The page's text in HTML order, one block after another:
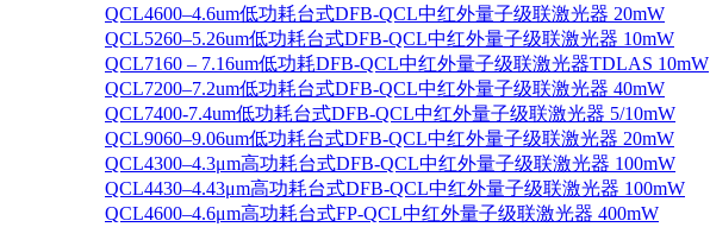
QCL4600–4.6um低功耗台式DFB-QCL中红外量子级联激光器 20mW
QCL5260–5.26um低功耗台式DFB-QCL中红外量子级联激光器 10mW
QCL7160 – 7.16um低功耗DFB-QCL中红外量子级联激光器TDLAS 10mW
QCL7200–7.2um低功耗台式DFB-QCL中红外量子级联激光器 40mW
QCL7400-7.4um低功耗台式DFB-QCL中红外量子级联激光器 5/10mW
QCL9060–9.06um低功耗台式DFB-QCL中红外量子级联激光器 20mW
QCL4300–4.3μm高功耗台式DFB-QCL中红外量子级联激光器 100mW
QCL4430–4.43μm高功耗台式DFB-QCL中红外量子级联激光器 100mW
QCL4600–4.6μm高功耗台式FP-QCL中红外量子级联激光器 400mW